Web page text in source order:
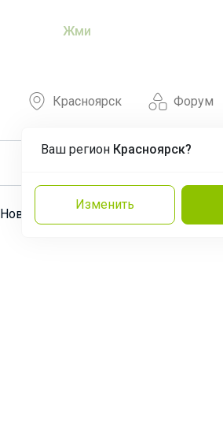
Жми
Форум
Красноярск
Ваш регион Красноярск?
Изменить
Новости Команда